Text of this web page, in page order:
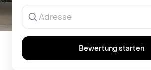
werden
der
Eingabe
angezeigt.
Bewertung starten